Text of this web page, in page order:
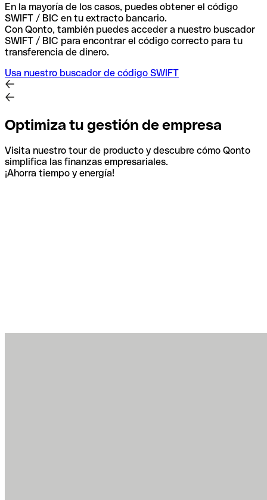
En la mayoría de los casos, puedes obtener el código
SWIFT / BIC en tu extracto bancario.
Con Qonto, también puedes acceder a nuestro buscador
SWIFT / BIC para encontrar el código correcto para tu
transferencia de dinero.
Usa nuestro buscador de código SWIFT
Optimiza tu gestión de empresa
Visita nuestro tour de producto y descubre cómo Qonto
simplifica las finanzas empresariales.
¡Ahorra tiempo y energía!